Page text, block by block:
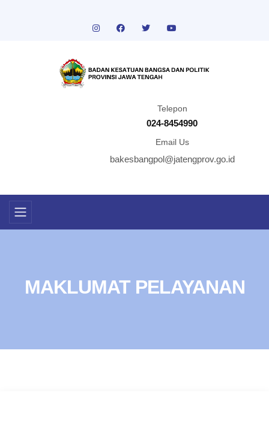
Telepon
024-8454990
Email Us
bakesbangpol@jatengprov.go.id
MAKLUMAT PELAYANAN